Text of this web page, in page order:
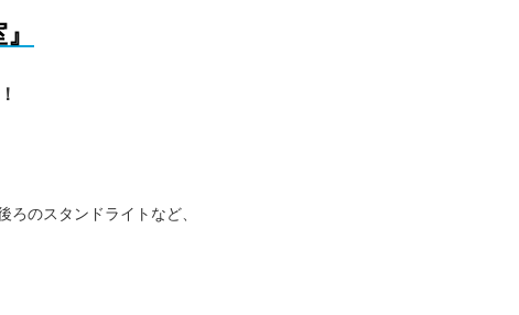
のスタンドライトなど、